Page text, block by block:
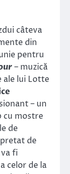
câteva
din
pentru
– muzică
ale lui Lotte
– un
cu mostre
de
de
fi
celor de la